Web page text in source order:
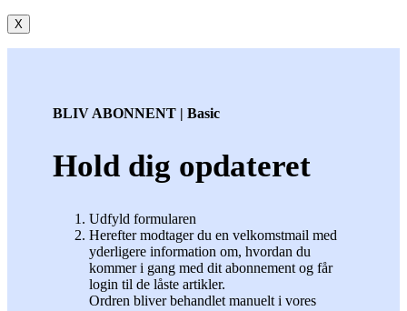
X
BLIV ABONNENT | Basic
Hold dig opdateret
Udfyld formularen
Herefter modtager du en velkomstmail med
yderligere information om, hvordan du
kommer i gang med dit abonnement og får
login til de låste artikler.
Ordren bliver behandlet manuelt i vores